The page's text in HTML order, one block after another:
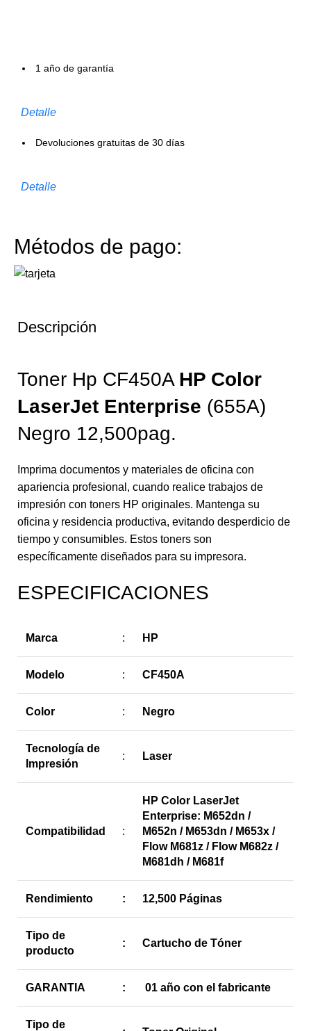
1 año de garantía
Detalle
Devoluciones gratuitas de 30 días
Detalle
Métodos de pago:
Descripción
Toner Hp CF450A HP Color
LaserJet Enterprise (655A)
Negro 12,500pag.
Imprima documentos y materiales de oficina con
apariencia profesional, cuando realice trabajos de
impresión con toners HP originales. Mantenga su
oficina y residencia productiva, evitando desperdicio de
tiempo y consumibles. Estos toners son
específicamente diseñados para su impresora.
ESPECIFICACIONES
Marca : HP
Modelo : CF450A
Color : Negro
Tecnología de
Impresión
: Laser
Compatibilidad :
HP Color LaserJet
Enterprise: M652dn /
M652n / M653dn / M653x /
Flow M681z / Flow M682z /
M681dh / M681f
Rendimiento : 12,500 Páginas
Tipo de
producto
: Cartucho de Tóner
GARANTIA : 01 año con el fabricante
Tipo de